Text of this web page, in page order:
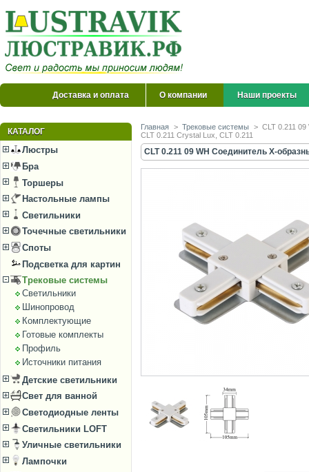
Доставка и оплата О компании Наши проекты
КАТАЛОГ
Люстры
Бра
Торшеры
Настольные лампы
Светильники
Точечные светильники
Споты
Подсветка для картин
Трековые системы
Светильники
Шинопровод
Комплектующие
Готовые комплекты
Профиль
Источники питания
Детские светильники
Свет для ванной
Светодиодные ленты
Светильники LOFT
Уличные светильники
Лампочки
Главная > Трековые системы > CLT 0.211
CLT 0.211 Crystal Lux, CLT 0.211
CLT 0.211 09 WH Соединитель X-